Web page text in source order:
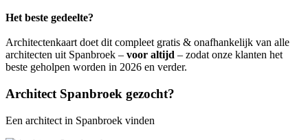
Het beste gedeelte?
Architectenkaart doet dit compleet gratis & onafhankelijk van alle
architecten uit Spanbroek – voor altijd – zodat onze klanten het
beste geholpen worden in 2026 en verder.
Architect Spanbroek gezocht?
Een architect in Spanbroek vinden